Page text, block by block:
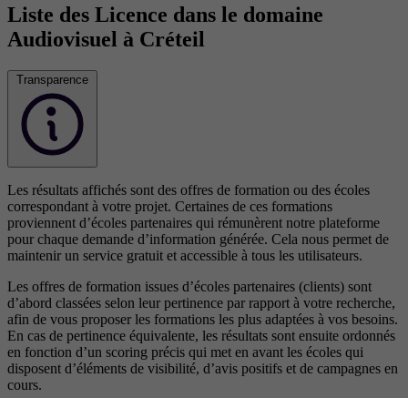
Liste des Licence dans le domaine
Audiovisuel à Créteil
Transparence
Les résultats affichés sont des offres de formation ou des écoles
correspondant à votre projet. Certaines de ces formations
proviennent d’écoles partenaires qui rémunèrent notre plateforme
pour chaque demande d’information générée. Cela nous permet de
maintenir un service gratuit et accessible à tous les utilisateurs.
Les offres de formation issues d’écoles partenaires (clients) sont
d’abord classées selon leur pertinence par rapport à votre recherche,
afin de vous proposer les formations les plus adaptées à vos besoins.
En cas de pertinence équivalente, les résultats sont ensuite ordonnés
en fonction d’un scoring précis qui met en avant les écoles qui
disposent d’éléments de visibilité, d’avis positifs et de campagnes en
cours.